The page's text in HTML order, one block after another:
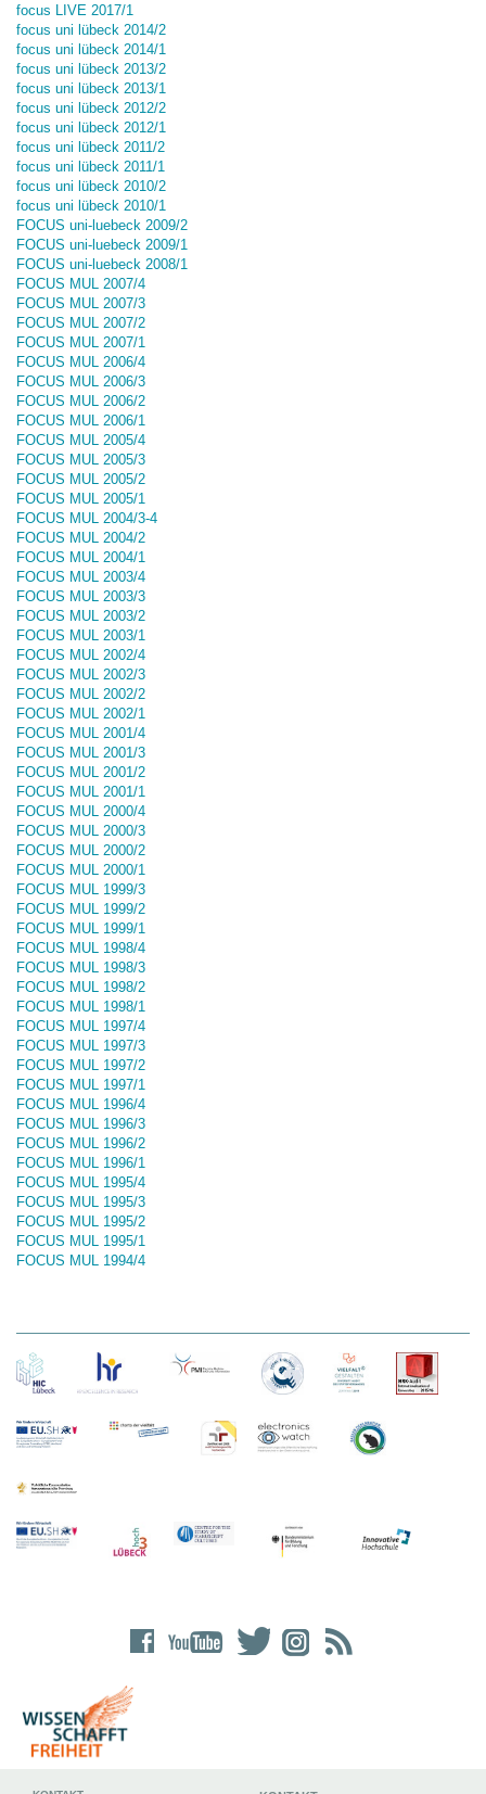
focus LIVE 2017/1
focus uni lübeck 2014/2
focus uni lübeck 2014/1
focus uni lübeck 2013/2
focus uni lübeck 2013/1
focus uni lübeck 2012/2
focus uni lübeck 2012/1
focus uni lübeck 2011/2
focus uni lübeck 2011/1
focus uni lübeck 2010/2
focus uni lübeck 2010/1
FOCUS uni-luebeck 2009/2
FOCUS uni-luebeck 2009/1
FOCUS uni-luebeck 2008/1
FOCUS MUL 2007/4
FOCUS MUL 2007/3
FOCUS MUL 2007/2
FOCUS MUL 2007/1
FOCUS MUL 2006/4
FOCUS MUL 2006/3
FOCUS MUL 2006/2
FOCUS MUL 2006/1
FOCUS MUL 2005/4
FOCUS MUL 2005/3
FOCUS MUL 2005/2
FOCUS MUL 2005/1
FOCUS MUL 2004/3-4
FOCUS MUL 2004/2
FOCUS MUL 2004/1
FOCUS MUL 2003/4
FOCUS MUL 2003/3
FOCUS MUL 2003/2
FOCUS MUL 2003/1
FOCUS MUL 2002/4
FOCUS MUL 2002/3
FOCUS MUL 2002/2
FOCUS MUL 2002/1
FOCUS MUL 2001/4
FOCUS MUL 2001/3
FOCUS MUL 2001/2
FOCUS MUL 2001/1
FOCUS MUL 2000/4
FOCUS MUL 2000/3
FOCUS MUL 2000/2
FOCUS MUL 2000/1
FOCUS MUL 1999/3
FOCUS MUL 1999/2
FOCUS MUL 1999/1
FOCUS MUL 1998/4
FOCUS MUL 1998/3
FOCUS MUL 1998/2
FOCUS MUL 1998/1
FOCUS MUL 1997/4
FOCUS MUL 1997/3
FOCUS MUL 1997/2
FOCUS MUL 1997/1
FOCUS MUL 1996/4
FOCUS MUL 1996/3
FOCUS MUL 1996/2
FOCUS MUL 1996/1
FOCUS MUL 1995/4
FOCUS MUL 1995/3
FOCUS MUL 1995/2
FOCUS MUL 1995/1
FOCUS MUL 1994/4